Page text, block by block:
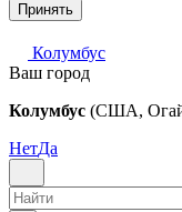
Принять
Колумбус
Ваш город
Колумбус (США,
НетДа